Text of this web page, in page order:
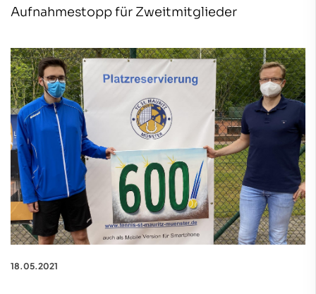
Aufnahmestopp für Zweitmitglieder
18.05.2021